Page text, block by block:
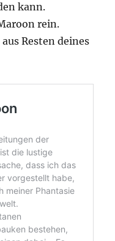
kann.
rein.
Resten deines